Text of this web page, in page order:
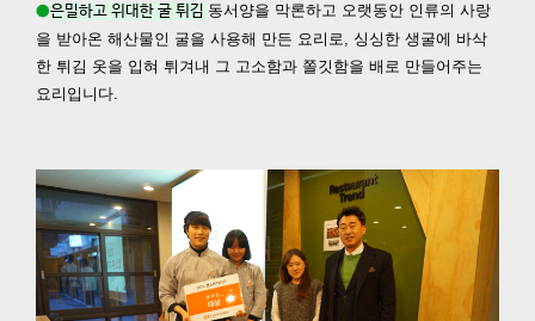
●은밀하고 위대한 굴 튀김 동서양을 막론하고 오랫동안 인류의 사랑
을 받아온 해산물인 굴을 사용해 만든 요리로, 싱싱한 생굴에 바삭
한 튀김 옷을 입혀 튀겨내 그 고소함과 쫄깃함을 배로 만들어주는
요리입니다.